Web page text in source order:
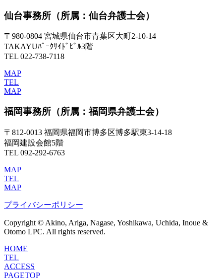
仙台事務所 （所属：仙台弁護士会）
〒980-0804 宮城県仙台市青葉区大町2-10-14
TAKAYUﾊﾟｰｸｻｲﾄﾞﾋﾞﾙ3階
TEL 022-738-7118
MAP
TEL
MAP
福岡事務所 （所属：福岡県弁護士会）
〒812-0013 福岡県福岡市博多区博多駅東3-14-18
福岡建設会館5階
TEL 092-292-6763
MAP
TEL
MAP
プライバシーポリシー
Copyright © Akino, Ariga, Nagase, Yoshikawa, Uchida, Inoue &
Otomo LPC. All rights reserved.
HOME
TEL
ACCESS
PAGETOP